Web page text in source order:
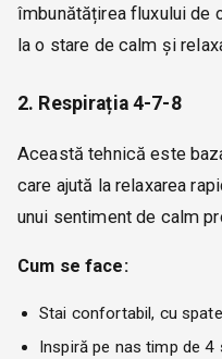
îmbunătățirea fluxului de
la o stare de calm și
2. Respirația 4-7-8
Această tehnică este
care ajută la relaxarea
unui sentiment de calm
Cum se face:
Stai confortabil, cu
Inspiră pe nas timp de 4